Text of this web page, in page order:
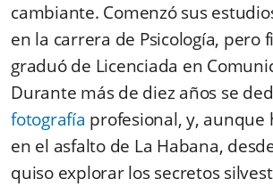
cambiante. Comenzó sus
en la carrera de Psicología, pero
graduó de Licenciada en
Durante más de diez años se
fotografía profesional, y, aunque
en el asfalto de La Habana,
quiso explorar los secretos